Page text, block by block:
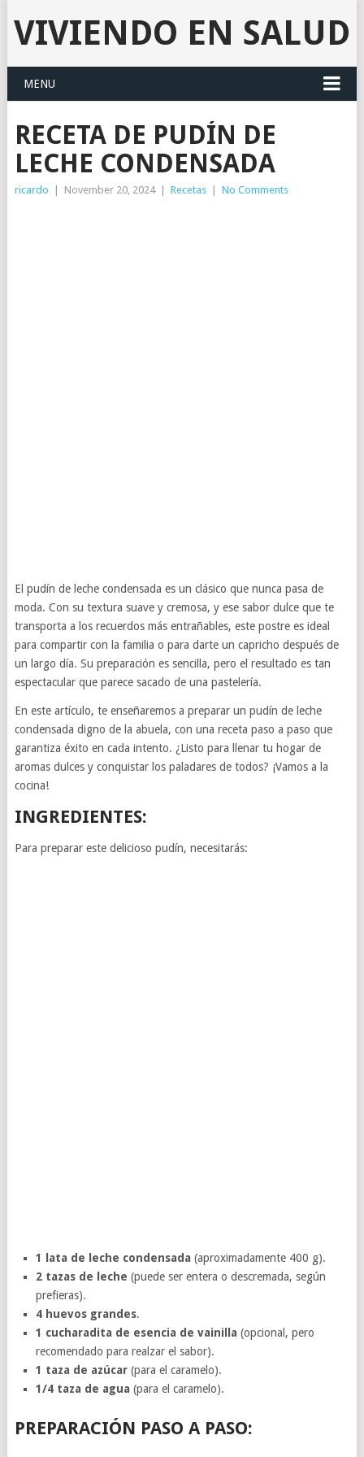
VIVIENDO EN SALUD
MENU
RECETA DE PUDÍN DE
LECHE CONDENSADA
ricardo November 20, 2024 Recetas No Comments
El pudín de leche condensada es un clásico que nunca pasa de
moda. Con su textura suave y cremosa, y ese sabor dulce que te
transporta a los recuerdos más entrañables, este postre es ideal
para compartir con la familia o para darte un capricho después de
un largo día. Su preparación es sencilla, pero el resultado es tan
espectacular que parece sacado de una pastelería.
En este artículo, te enseñaremos a preparar un pudín de leche
condensada digno de la abuela, con una receta paso a paso que
garantiza éxito en cada intento. ¿Listo para llenar tu hogar de
aromas dulces y conquistar los paladares de todos? ¡Vamos a la
cocina!
INGREDIENTES:
Para preparar este delicioso pudín, necesitarás:
1 lata de leche condensada (aproximadamente 400 g).
2 tazas de leche (puede ser entera o descremada, según
prefieras).
4 huevos grandes.
1 cucharadita de esencia de vainilla (opcional, pero
recomendado para realzar el sabor).
1 taza de azúcar (para el caramelo).
1/4 taza de agua (para el caramelo).
PREPARACIÓN PASO A PASO: